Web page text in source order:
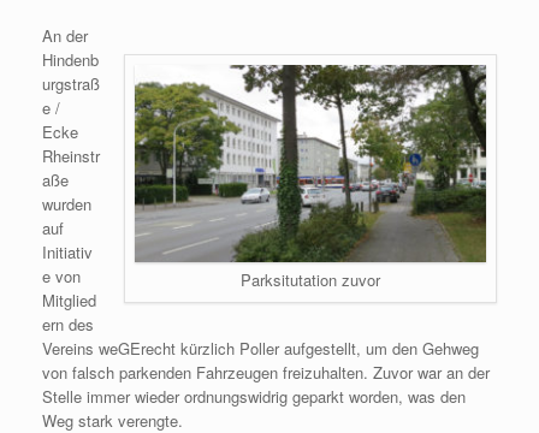
Parksitutation zuvor
An der
Hindenb
urgstraß
e /
Ecke
Rheinstr
aße
wurden
auf
Initiativ
e von
Mitglied
ern des
Vereins weGErecht kürzlich Poller aufgestellt, um den Gehweg
von falsch parkenden Fahrzeugen freizuhalten. Zuvor war an der
Stelle immer wieder ordnungswidrig geparkt worden, was den
Weg stark verengte.